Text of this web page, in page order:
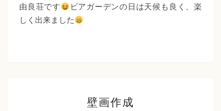
月
ー
由良荘です
ビアガーデンの日は天候も良く、楽
しく出来ました
画
壁画作成